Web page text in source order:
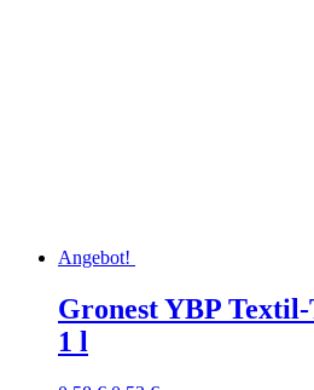
Angebot!
Gronest YBP
1 l